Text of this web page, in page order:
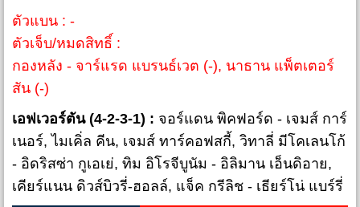
ตัวแบน : -
ตัวเจ็บ/หมดสิทธิ์ :
กองหลัง - จาร์แรด แบรนธ์เวต (-), นาธาน แพ็ตเตอร์
สัน (-)
เอฟเวอร์ตัน (4-2-3-1) : จอร์แดน พิคฟอร์ด - เจมส์ การ์
เนอร์, ไมเคิ่ล คีน, เจมส์ ทาร์คอฟสกี้, วิทาลี่ มีโคเลนโก้
- อิดริสซ่า กูเอเย่, ทิม อิโรจีบูนัม - อิลิมาน เอ็นดิอาย,
เคียร์แนน ดิวส์บิวรี่-ฮอลล์, แจ็ค กรีลิช - เธียร์โน่ แบร์รี่